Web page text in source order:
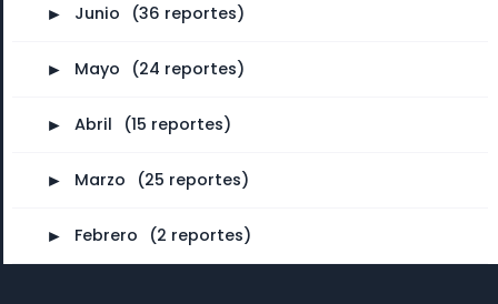
► Junio (36 reportes)
► Mayo (24 reportes)
► Abril (15 reportes)
► Marzo (25 reportes)
► Febrero (2 reportes)